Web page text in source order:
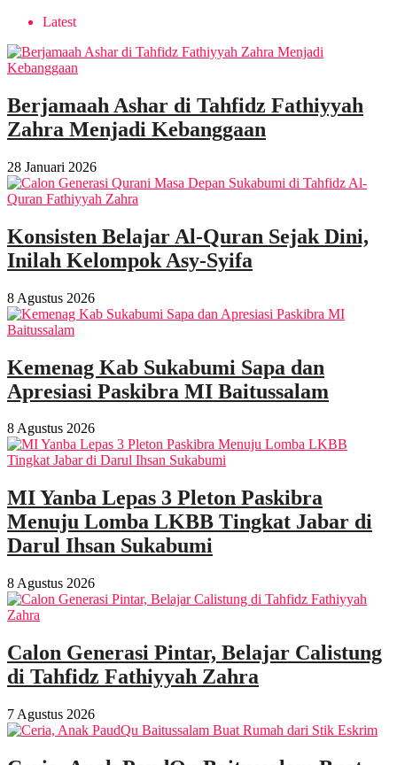
Latest
Berjamaah Ashar di Tahfidz Fathiyyah
Zahra Menjadi Kebanggaan
28 Januari 2026
Konsisten Belajar Al-Quran Sejak Dini,
Inilah Kelompok Asy-Syifa
8 Agustus 2026
Kemenag Kab Sukabumi Sapa dan
Apresiasi Paskibra MI Baitussalam
8 Agustus 2026
MI Yanba Lepas 3 Pleton Paskibra
Menuju Lomba LKBB Tingkat Jabar di
Darul Ihsan Sukabumi
8 Agustus 2026
Calon Generasi Pintar, Belajar Calistung
di Tahfidz Fathiyyah Zahra
7 Agustus 2026